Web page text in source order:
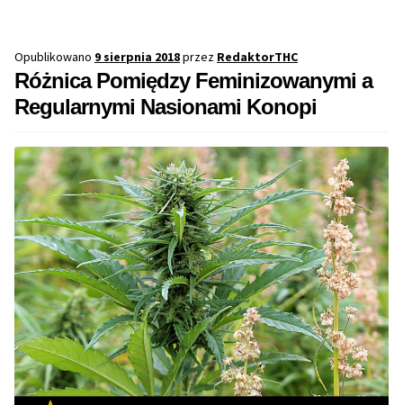
Opublikowano 9 sierpnia 2018przez RedaktorTHC
Różnica Pomiędzy Feminizowanymi a
Regularnymi Nasionami Konopi